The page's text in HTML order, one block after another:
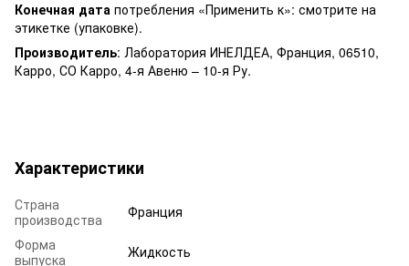
Конечная дата потребления «Применить к»: смотрите на
этикетке (упаковке).
Производитель: Лаборатория ИНЕЛДЕА, Франция, 06510,
Карро, СО Карро, 4-я Авеню – 10-я Ру.
Характеристики
Страна
производства
Франция
Форма
выпуска
Жидкость